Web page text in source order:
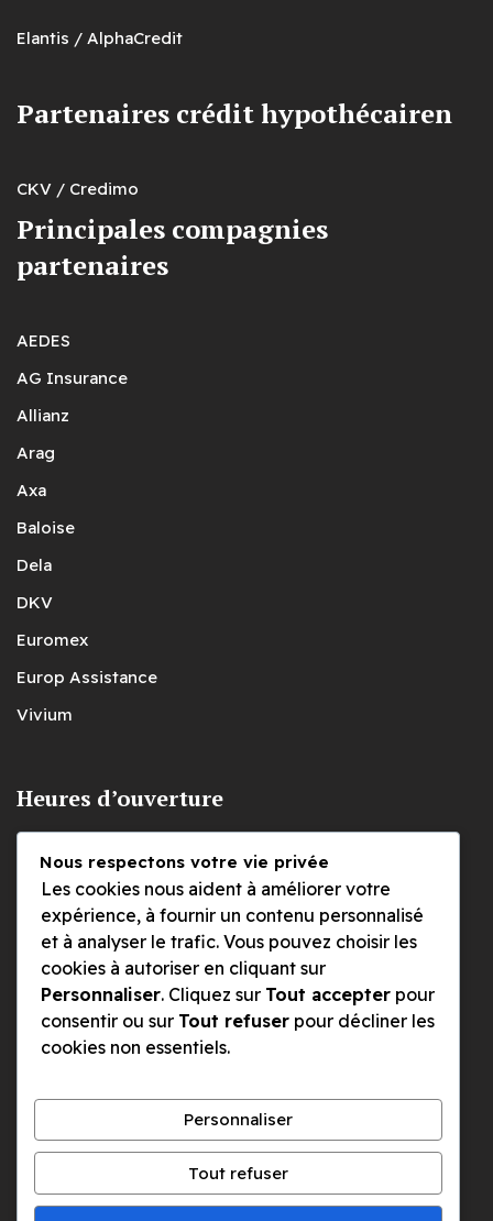
Elantis / AlphaCredit
Partenaires crédit hypothécairen
CKV / Credimo
Principales compagnies
partenaires
AEDES
AG Insurance
Allianz
Arag
Axa
Baloise
Dela
DKV
Euromex
Europ Assistance
Vivium
Heures d’ouverture
Lundi
09h00 à 12h30
Mardi, mercredi et jeudi
09h00 à 12h30 et 14h à 17H
Les lundis et vendredi après-midi, nous travaillons à
bureaux fermés. Nous pouvons bien entendu fixer un
rendez-vous au bureau ou chez vous à tout autre
Nous respectons votre vie privée
Les cookies nous aident à améliorer votre
expérience, à fournir un contenu personnalisé
et à analyser le trafic. Vous pouvez choisir les
cookies à autoriser en cliquant sur
Personnaliser. Cliquez sur Tout accepter pour
consentir ou sur Tout refuser pour décliner les
cookies non essentiels.
Personnaliser
Tout refuser